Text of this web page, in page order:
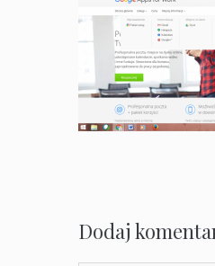
Dodaj